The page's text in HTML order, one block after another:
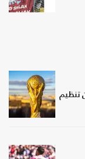
تنظيم